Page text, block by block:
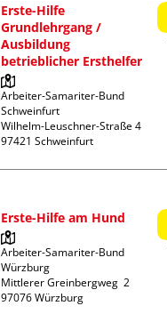
Erste-Hilfe
Grundlehrgang /
Ausbildung
betrieblicher Ersthelfer
Arbeiter-Samariter-Bund
Schweinfurt
Wilhelm-Leuschner-Straße 4
Erste-Hilfe am Hund
Arbeiter-Samariter-Bund
Würzburg
Mittlerer Greinbergweg  2